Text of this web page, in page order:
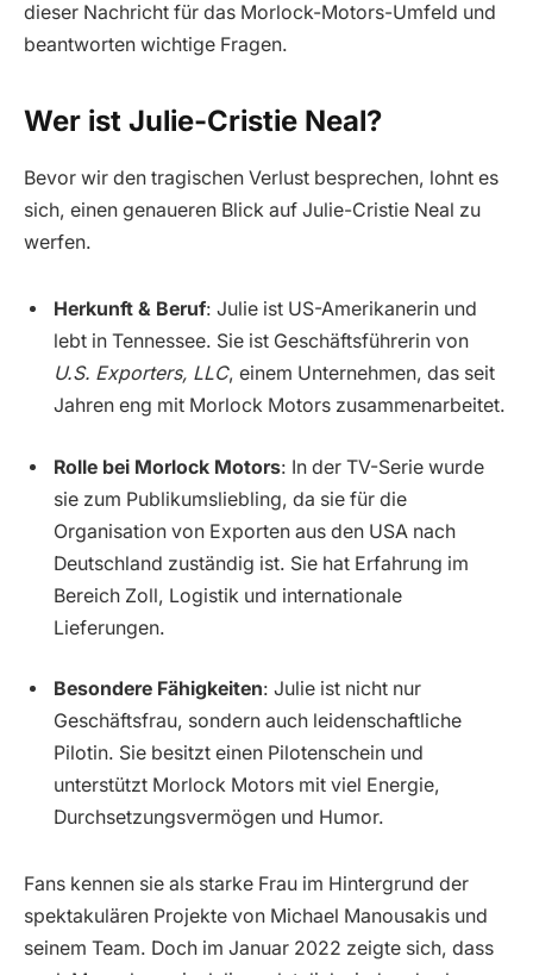
dieser Nachricht für das Morlock-Motors-Umfeld und
beantworten wichtige Fragen.
Wer ist Julie-Cristie Neal?
Bevor wir den tragischen Verlust besprechen, lohnt es
sich, einen genaueren Blick auf Julie-Cristie Neal zu
werfen.
Herkunft & Beruf: Julie ist US-Amerikanerin und
lebt in Tennessee. Sie ist Geschäftsführerin von
U.S. Exporters, LLC, einem Unternehmen, das seit
Jahren eng mit Morlock Motors zusammenarbeitet.
Rolle bei Morlock Motors: In der TV-Serie wurde
sie zum Publikumsliebling, da sie für die
Organisation von Exporten aus den USA nach
Deutschland zuständig ist. Sie hat Erfahrung im
Bereich Zoll, Logistik und internationale
Lieferungen.
Besondere Fähigkeiten: Julie ist nicht nur
Geschäftsfrau, sondern auch leidenschaftliche
Pilotin. Sie besitzt einen Pilotenschein und
unterstützt Morlock Motors mit viel Energie,
Durchsetzungsvermögen und Humor.
Fans kennen sie als starke Frau im Hintergrund der
spektakulären Projekte von Michael Manousakis und
seinem Team. Doch im Januar 2022 zeigte sich, dass